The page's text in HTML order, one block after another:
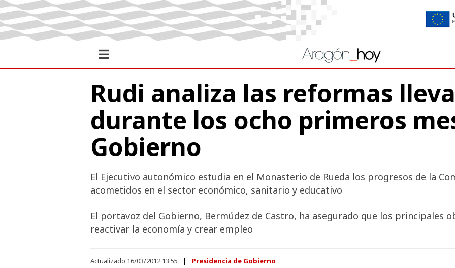
Rudi analiza las reformas
durante los ocho primeros
Gobierno
El Ejecutivo autonómico estudia en el Monasterio de Rueda los progresos de la
acometidos en el sector económico, sanitario y educativo
El portavoz del Gobierno, Bermúdez de Castro, ha asegurado que los principales
reactivar la economía y crear empleo
Actualizado 16/03/2012 13:55 Presidencia de Gobierno